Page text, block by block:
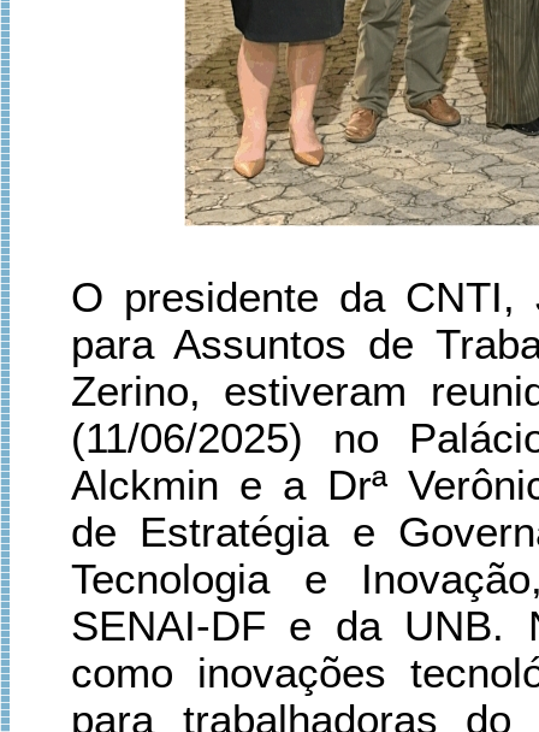
O presidente da CNTI,
para Assuntos de
Zerino, estiveram
(11/06/2025) no
Alckmin e a Drª
de Estratégia e
Tecnologia e
SENAI-DF e da UNB.
como inovações
para trabalhadoras